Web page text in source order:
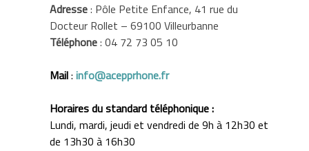
Adresse: Pôle Petite Enfance, 41 rue du
Docteur Rollet – 69100 Villeurbanne
Téléphone: 04 72 73 05 10
Mail: info@acepprhone.fr
Horaires du standard téléphonique :
Lundi, mardi, jeudi et vendredi de 9h à 12h30 et
de 13h30 à 16h30